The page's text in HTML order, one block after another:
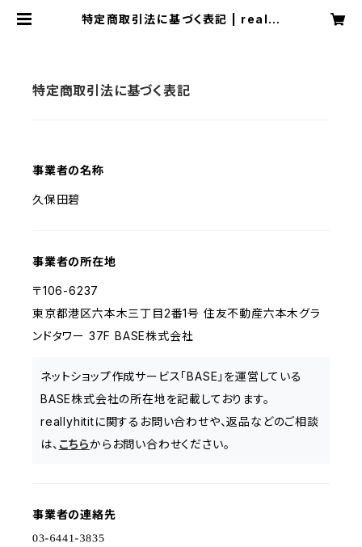
特定商取引法に基づく表記 | really
特定商取引法に基づく表記
事業者の名称
久保田碧
事業者の所在地
〒106-6237
東京都港区六本木三丁目2番1号 住友不動産六本木グラ
ンドタワー 37F BASE株式会社
ネットショップ作成サービス「BASE」を運営している
BASE株式会社の所在地を記載しております。
reallyhititに関するお問い合わせや、返品などのご相談
は、 こちらからお問い合わせください。
事業者の連絡先